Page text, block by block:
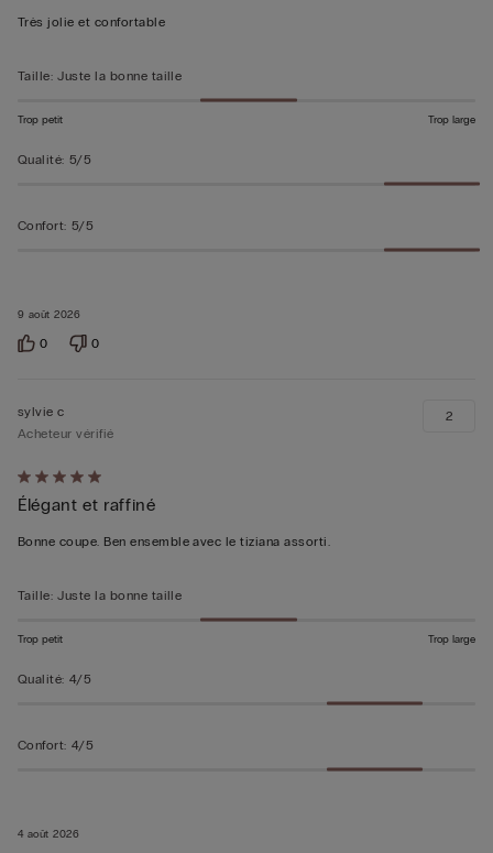
9 août 2026
Très jolie et confortable
Taille: Juste la bonne taille
Trop petit Trop large
Qualité: 5/5
Confort: 5/5
0 0
Évalué
5sur 5
4 août 2026
sylvie c
Acheteur vérifié
Élégant et raffiné
Bonne coupe. Ben ensemble avec le tiziana assorti.
2
Taille: Juste la bonne taille
Trop petit Trop large
Qualité: 4/5
Confort: 4/5